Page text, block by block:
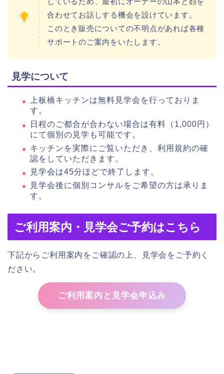
合わせてお話しする機会を設けています。
このとき販売についての不明点があれば各種
サポートのご案内をいたします。
見学について
上板橋キッチンは無料見学会を行っておりま
す。
日程のご都合が合わない場合は有料（1,000円）
にて個別の見学も可能です。
キッチンを実際にご覧いただき、利用規約の確
認をしていただきます。
見学会は45分ほどで終了します。
見学会後に個別コンサルをご希望の方は承りま
す。
ご利用案内・見学会ご予約はこちら
下記からご利用案内をご確認の上、見学会をご予約く
ださい。
ご利用案内と見学会申込み